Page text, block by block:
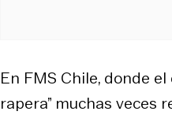
En FMS Chile, donde
rapera” muchas veces